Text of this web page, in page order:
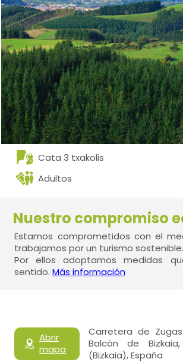
Cata 3 txakolis
Adultos
Nuestro compromiso
Estamos comprometidos con el
trabajamos por un turismo sostenible.
Por ellos adoptamos medidas
sentido.Más información
Abrir
mapa
Carretera de
Balcón de Bizkaia,
(Bizkaia), España